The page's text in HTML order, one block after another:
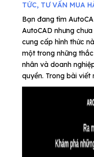
TỨC, TƯ VẤN MUA
Bạn đang tìm
AutoCAD nhưng
cung cấp hình thức
một trong những
nhân và doanh
quyền. Trong bài viết